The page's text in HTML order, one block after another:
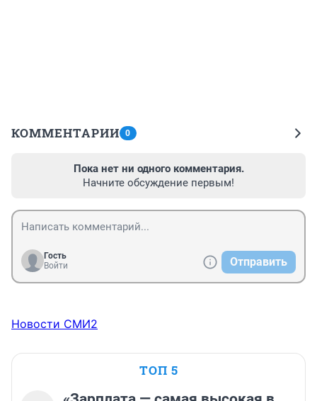
КОММЕНТАРИИ 0
Пока нет ни одного комментария.
Начните обсуждение первым!
Гость
Войти
Отправить
Новости СМИ2
ТОП 5